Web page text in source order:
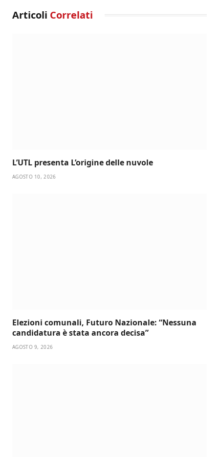
Articoli Correlati
L’UTL presenta L’origine delle nuvole
AGOSTO 10, 2026
Elezioni comunali, Futuro Nazionale: “Nessuna
candidatura è stata ancora decisa”
AGOSTO 9, 2026